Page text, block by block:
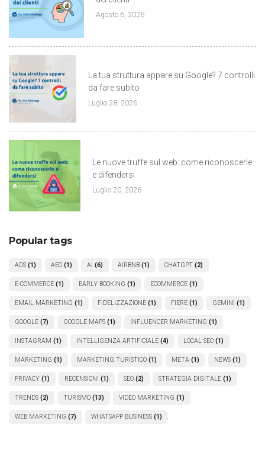
Agosto 6, 2026
La tua struttura appare su Google? 7 controlli
da fare subito
Luglio 28, 2026
Le nuove truffe sul web: come riconoscerle
e difendersi
Luglio 20, 2026
Popular tags
ADS (1) AEO (1) AI (6) AIRBNB (1) CHATGPT (2)
E-COMMERCE (1) EARLY BOOKING (1) ECOMMERCE (1)
EMAIL MARKETING (1) FIDELIZZAZIONE (1) FIERE (1) GEMINI (1)
GOOGLE (7) GOOGLE MAPS (1) INFLUENCER MARKETING (1)
INSTAGRAM (1) INTELLIGENZA ARTIFICIALE (4) LOCAL SEO (1)
MARKETING (1) MARKETING TURISTICO (1) META (1) NEWS (1)
PRIVACY (1) RECENSIONI (1) SEO (2) STRATEGIA DIGITALE (1)
TRENDS (2) TURISMO (13) VIDEO MARKETING (1)
WEB MARKETING (7) WHATSAPP BUSINESS (1)